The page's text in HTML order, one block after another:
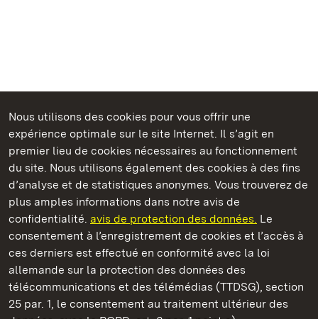
Nous utilisons des cookies pour vous offrir une
expérience optimale sur le site Internet. Il s’agit en
premier lieu de cookies nécessaires au fonctionnement
du site. Nous utilisons également des cookies à des fins
d’analyse et de statistiques anonymes. Vous trouverez de
plus amples informations dans notre avis de
confidentialité. avis de protection des données. Le
consentement à l’enregistrement de cookies et l’accès à
ces derniers est effectué en conformité avec la loi
allemande sur la protection des données des
télécommunications et des télémédias (TTDSG), section
25 par. 1, le consentement au traitement ultérieur des
Châteaux et jardins publics du Bade-Wurtemberg
Château de Solitude
Châteaux et jardins publics du Bade-Wurtemberg
FAQ et réponsesMentions légalesProtection des données
Explications sur l’accessibilité